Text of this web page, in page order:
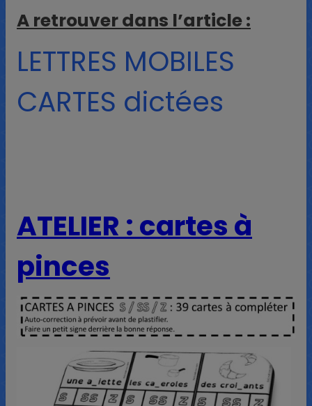
A retrouver dans l’article :
LETTRES MOBILES
CARTES dictées
ATELIER : cartes à
pinces